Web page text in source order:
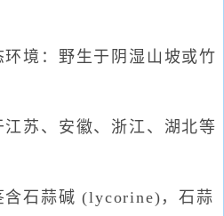
环境：野生于阴湿山坡或竹
苏、安徽、浙江、湖北等
含石蒜碱 (lycorine)，石蒜